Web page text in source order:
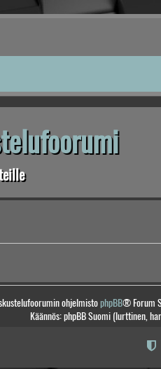
ohjelmistophpBB® Forum
Käännös: phpBB Suomi (lurttinen,